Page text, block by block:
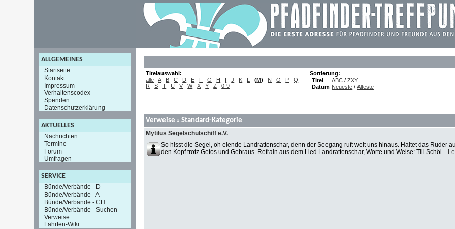
ALLGEMEINES
Startseite
Kontakt
Impressum
Verhaltenscodex
Spenden
Datenschutzerklärung
AKTUELLES
Nachrichten
Termine
Forum
Umfragen
SERVICE
Bünde/Verbände - D
Bünde/Verbände - A
Bünde/Verbände - CH
Bünde/Verbände - Suchen
Verweise
Fahrten-Wiki
Titelauswahl:
alle
A B C D E F G H I J K L (M) N O P
Q
R
S T U V W X Y Z 0-9
Sortierung:
Titel
ABC /ZXY
Datum Neueste /Älteste
Verweise »Standard-Kategorie
Mytilus Segelschulschiff e.V.
So hisst die Segel, oh elende Landrattenschar, denn der Seegang ruft weit uns hinaus. Haltet das Ruder
den Kopf trotz Getos und Gebraus. Refrain aus dem Lied Landrattenschar, Worte und Weise: Till Schöl...